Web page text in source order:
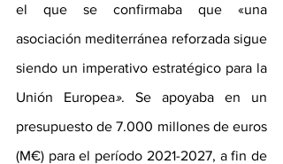
el que se confirmaba que «una
asociación mediterránea reforzada sigue
siendo un imperativo estratégico para la
Unión Europea». Se apoyaba en un
presupuesto de 7.000 millones de euros
(M€) para el período 2021-2027, a fin de